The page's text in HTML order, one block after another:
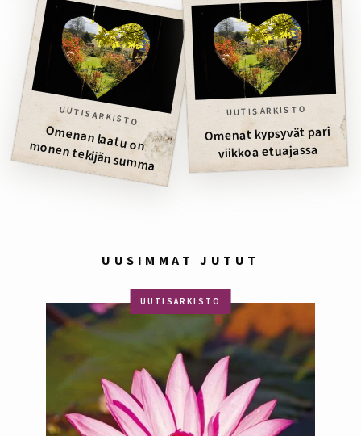
UUTISARKISTO
Om
enan laatu on m
onen tekijän sum
m
a
UUTISARKISTO
Omenat kypsyvät pari
viikkoa etuajassa
UUSIMMAT JUTUT
UUTISARKISTO